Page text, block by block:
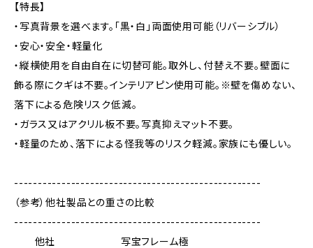
【特長】
・写真背景を選べます。「黒・白」両面使用可能（リバーシブル）
・安心・安全・軽量化
・縦横使用を自由自在に切替可能。取外し、付替え不要。壁面に
飾る際にクギは不要。インテリアピン使用可能。※壁を傷めない、
落下による危険リスク低減。
・ガラス又はアクリル板不要。写真抑えマット不要。
・軽量のため、落下による怪我等のリスク軽減。家族にも優しい。
----------------------------------------------------
（参考）他社製品との重さの比較
----------------------------------------------------
他社 写宝フレーム極